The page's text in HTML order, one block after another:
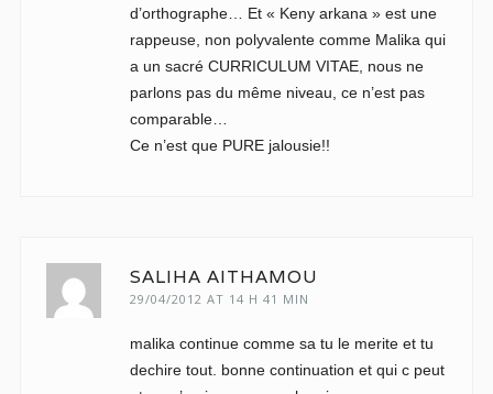
d’orthographe… Et « Keny arkana » est une
rappeuse, non polyvalente comme Malika qui
a un sacré CURRICULUM VITAE, nous ne
parlons pas du même niveau, ce n’est pas
comparable…
Ce n’est que PURE jalousie!!
SALIHA AITHAMOU
29/04/2012 AT 14 H 41 MIN
malika continue comme sa tu le merite et tu
dechire tout. bonne continuation et qui c peut